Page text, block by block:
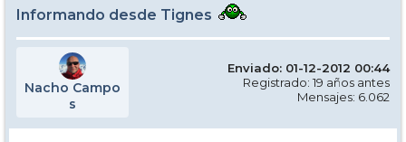
Informando desde Tignes
Nacho Campo
s
Enviado: 01-12-2012 00:44
Registrado: 19 años antes
Mensajes: 6.062